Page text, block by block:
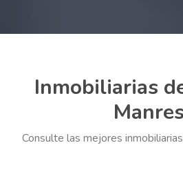
Inmobiliarias
Consulte las mejores